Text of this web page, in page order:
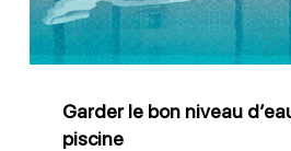
dans
votre
Garder le bon niveau
piscine